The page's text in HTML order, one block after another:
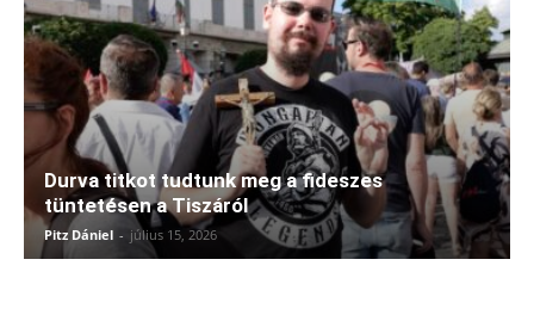
Durva titkot tudtunk meg a fideszes
tüntetésen a Tiszáról
Pitz Dániel - július 15, 2026